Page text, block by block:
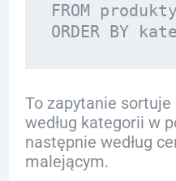
FROM
To zapytanie
według kategorii w
następnie według
malejącym.